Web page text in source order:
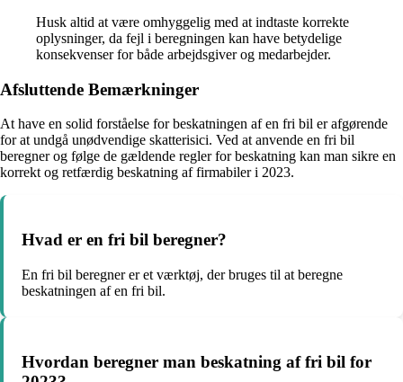
Husk altid at være omhyggelig med at indtaste korrekte
oplysninger, da fejl i beregningen kan have betydelige
konsekvenser for både arbejdsgiver og medarbejder.
Afsluttende Bemærkninger
At have en solid forståelse for beskatningen af en fri bil er afgørende
for at undgå unødvendige skatterisici. Ved at anvende en fri bil
beregner og følge de gældende regler for beskatning kan man sikre en
korrekt og retfærdig beskatning af firmabiler i 2023.
Hvad er en fri bil beregner?
En fri bil beregner er et værktøj, der bruges til at beregne
beskatningen af en fri bil.
Hvordan beregner man beskatning af fri bil for